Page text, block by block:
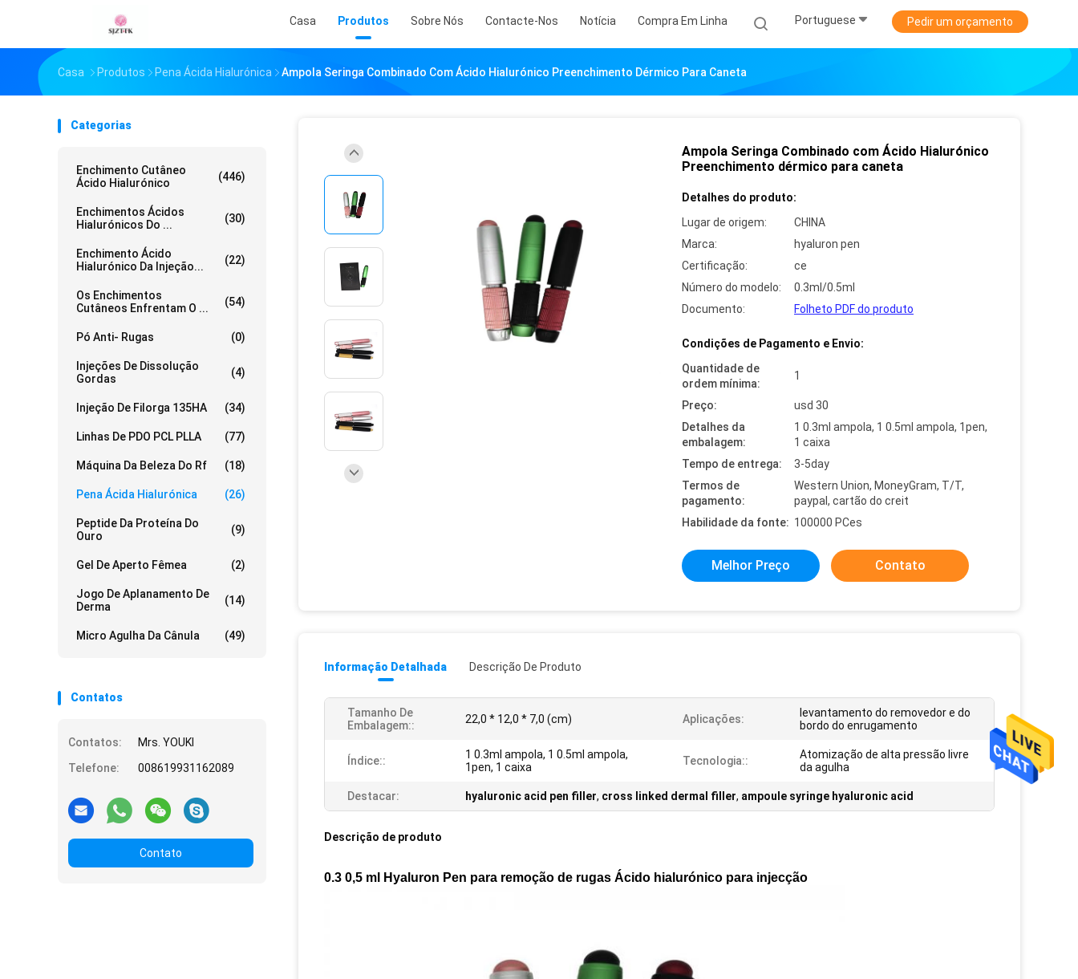
Casa Produtos Sobre Nós Contacte-Nos Notícia Compra Em Linha Portuguese Pedir um orçamento
Casa Produtos Pena Ácida Hialurónica Ampola Seringa Combinado Com Ácido Hialurónico Preenchimento Dérmico Para Caneta
Categorias
Enchimento Cutâneo
Ácido Hialurónico
(446)
Enchimentos Ácidos
Hialurónicos Do ...
(30)
Enchimento Ácido
Hialurónico Da Injeção...
(22)
Os Enchimentos
Cutâneos Enfrentam O ...
(54)
Pó Anti- Rugas (0)
Injeções De Dissolução
Gordas
(4)
Injeção De Filorga 135HA (34)
Linhas De PDO PCL PLLA (77)
Máquina Da Beleza Do Rf (18)
Pena Ácida Hialurónica (26)
Peptide Da Proteína Do
Ouro
(9)
Gel De Aperto Fêmea (2)
Jogo De Aplanamento De
Derma
(14)
Micro Agulha Da Cânula (49)
Contatos
Contatos:
Mrs. YOUKI
Telefone:
008619931162089
Contato
Ampola Seringa Combinado com Ácido Hialurónico
Preenchimento dérmico para caneta
Detalhes do produto:
Lugar de origem:
CHINA
Marca:
hyaluron pen
Certificação:
ce
Número do modelo:
0.3ml/0.5ml
Documento:
Folheto PDF do produto
Condições de Pagamento e Envio:
Quantidade de
ordem mínima:
1
Preço:
usd 30
Detalhes da
embalagem:
1 0.3ml ampola, 1 0.5ml ampola, 1pen,
1 caixa
Tempo de entrega:
3-5day
Termos de
pagamento:
Western Union, MoneyGram, T/T,
paypal, cartão do creit
Habilidade da fonte: 100000 PCes
Melhor Preço Contato
Informação Detalhada Descrição De Produto
Tamanho De
Embalagem::
22,0 * 12,0 * 7,0 (cm) Aplicações:
levantamento do removedor e do
bordo do enrugamento
Índice::
1 0.3ml ampola, 1 0.5ml ampola,
1pen, 1 caixa
Tecnologia::
Atomização de alta pressão livre
da agulha
Destacar: hyaluronic acid pen filler, cross linked dermal filler, ampoule syringe hyaluronic acid
Descrição de produto
0.3 0,5 ml Hyaluron Pen para remoção de rugas Ácido hialurónico para injecção